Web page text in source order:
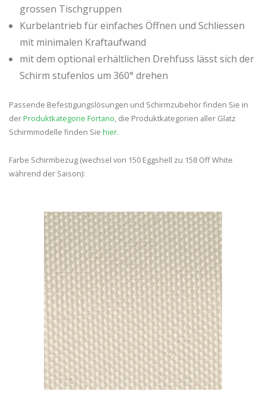
grossen Tischgruppen
Kurbelantrieb für einfaches Öffnen und Schliessen
mit minimalen Kraftaufwand
mit dem optional erhältlichen Drehfuss lässt sich der
Schirm stufenlos um 360° drehen
Passende Befestigungslösungen und Schirmzubehör finden Sie in
derProduktkategorie Fortano, die Produktkategorien aller Glatz
Schirmmodelle finden Sie hier.
Farbe Schirmbezug (wechsel von 150 Eggshell zu 158 Off White
während der Saison):